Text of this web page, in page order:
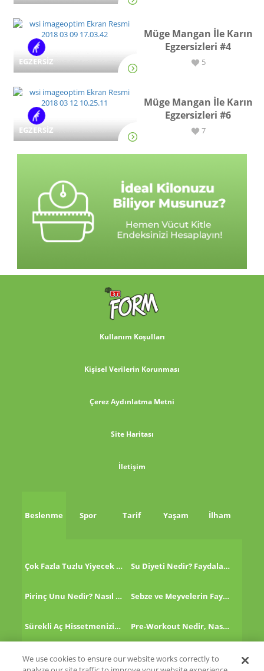
EGZERSİZ
Müge Mangan İle Karın
Egzersizleri #4
5
EGZERSİZ
Müge Mangan İle Karın
Egzersizleri #6
7
Kullanım Koşulları
Kişisel Verilerin Korunması
Çerez Aydınlatma Metni
Site Haritası
İletişim
Beslenme Spor Tarif Yaşam İlham
Çok Fazla Tuzlu Yiyecek Tükettikten Sonra Ne Yapmalı? Su Diyeti Nedir? Faydaları Nelerdir?
Pirinç Unu Nedir? Nasıl Tüketilir? Sebze ve Meyvelerin Faydaları!
Sürekli Aç Hissetmenizin 8 Nedeni! Pre-Workout Nedir, Nasıl Kullanılır?
Kinoa Nedir, Nasıl Tüketilir?
We use cookies to ensure our website works correctly to